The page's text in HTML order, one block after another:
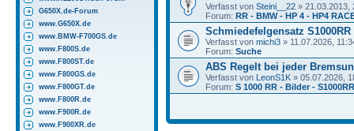
G650X.de-Forum
www.G650X.de
www.BMW-F700GS.de
www.F800S.de
www.F800ST.de
www.F800GS.de
www.F800GT.de
www.F800R.de
www.F900R.de
www.F900XR.de
Verfasst von Steini__22 » 21.03.2013,
Forum: RR - BMW - HP 4 - HP4
Schmiedefelgensatz S1000RR
Verfasst von michi3 » 11.07.2026,
Forum: Suche
ABS Regelt bei jeder
Verfasst von LeonS1K » 05.07.2026,
Forum: S 1000 RR - Bilder -